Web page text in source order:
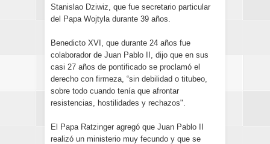
Stanislao Dziwiz, que fue secretario particular
del Papa Wojtyla durante 39 años.
Benedicto XVI, que durante 24 años fue
colaborador de Juan Pablo II, dijo que en sus
casi 27 años de pontificado se proclamó el
derecho con firmeza, “sin debilidad o titubeo,
sobre todo cuando tenía que afrontar
resistencias, hostilidades y rechazos".
El Papa Ratzinger agregó que Juan Pablo II
realizó un ministerio muy fecundo y que se